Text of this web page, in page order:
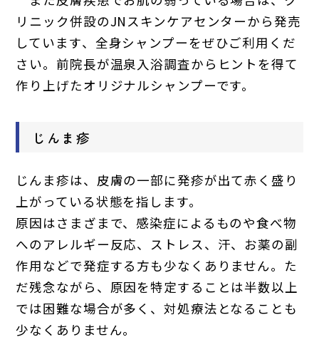
リニック併設のJNスキンケアセンターから発売
しています、全身シャンプーをぜひご利用くだ
さい。前院長が温泉入浴調査からヒントを得て
作り上げたオリジナルシャンプーです。
じんま疹
じんま疹は、皮膚の一部に発疹が出て赤く盛り
上がっている状態を指します。
原因はさまざまで、感染症によるものや食べ物
へのアレルギー反応、ストレス、汗、お薬の副
作用などで発症する方も少なくありません。た
だ残念ながら、原因を特定することは半数以上
では困難な場合が多く、対処療法となることも
少なくありません。